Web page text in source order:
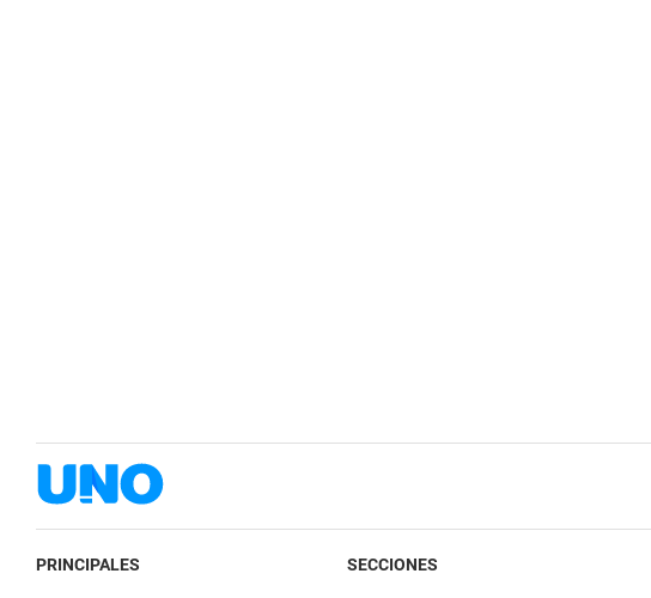
PRINCIPALES SECCIONES